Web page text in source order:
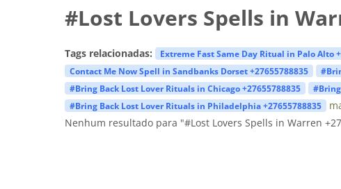
#Lost Lovers Spells in
Tags relacionadas: Extreme Fast Same Day Ritual in Palo Alto
Contact Me Now Spell in Sandbanks Dorset +27655788835
#Bring Back Lost Lover Rituals in Chicago +27655788835
#Bring Back Lost Lover Rituals in Philadelphia +27655788835
Nenhum resultado para "#Lost Lovers Spells in Warren